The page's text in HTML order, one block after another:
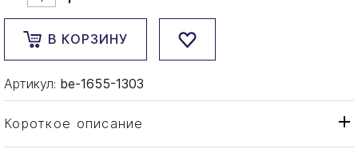
В КОРЗИНУ
Артикул: be-1655-1303
Короткое описание